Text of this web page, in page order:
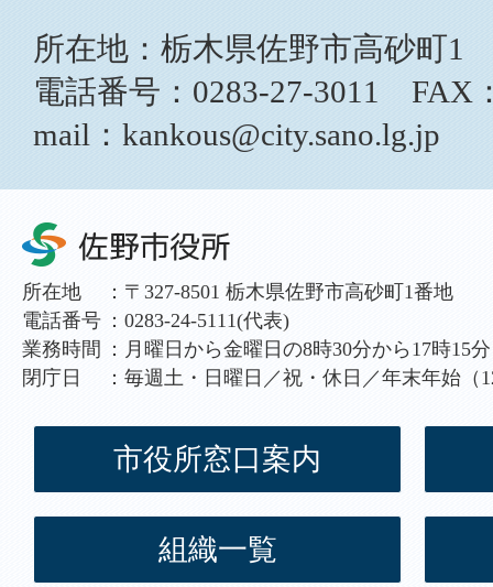
所在地：栃木県佐野市高砂町
電話番号：0283-27-3011 FAX
mail：kankous@city.sano.lg.jp
所在地 ： 〒327-8501 栃木県佐野市高砂町1番地
電話番号 ： 0283-24-5111(代表)
業務時間
： 月曜日から金曜日の8時30分から17時15分
閉庁日
： 毎週土・日曜日／祝・休日／年末年始（
市役所窓口案内
組織一覧